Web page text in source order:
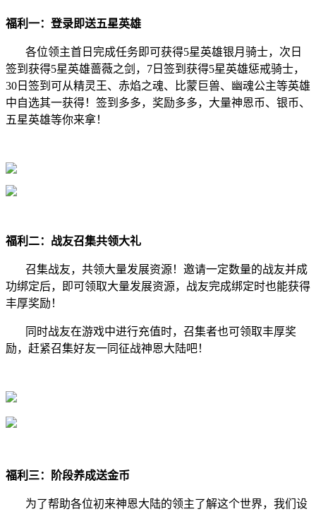
福利一：登录即送五星英雄
各位领主首日完成任务即可获得5星英雄银月骑士，次日
签到获得5星英雄蔷薇之剑，7日签到获得5星英雄惩戒骑士，
30日签到可从精灵王、赤焰之魂、比蒙巨兽、幽魂公主等英雄
中自选其一获得！签到多多，奖励多多，大量神恩币、银币、
五星英雄等你来拿！
福利二：战友召集共领大礼
召集战友，共领大量发展资源！邀请一定数量的战友并成
功绑定后，即可领取大量发展资源，战友完成绑定时也能获得
丰厚奖励！
同时战友在游戏中进行充值时，召集者也可领取丰厚奖
励，赶紧召集好友一同征战神恩大陆吧！
福利三：阶段养成送金币
为了帮助各位初来神恩大陆的领主了解这个世界，我们设